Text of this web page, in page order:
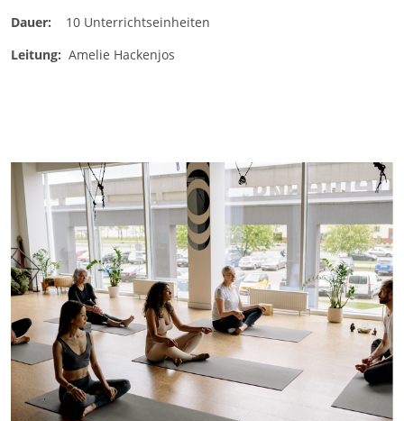
Dauer: 10 Unterrichtseinheiten
Leitung: Amelie Hackenjos